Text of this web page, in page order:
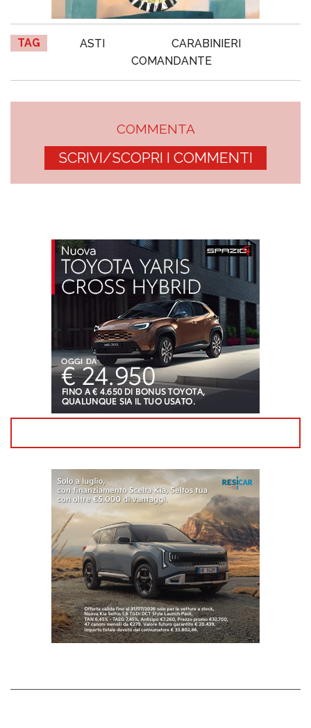
TAG ASTI
CARABINIERI
COMANDANTE
COMMENTA
SCRIVI/SCOPRI I COMMENTI